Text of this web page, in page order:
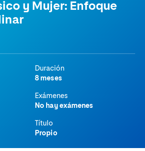
y Mujer: Enfoque
Duración
8 meses
Exámenes
No hay exámenes
Título
Propio